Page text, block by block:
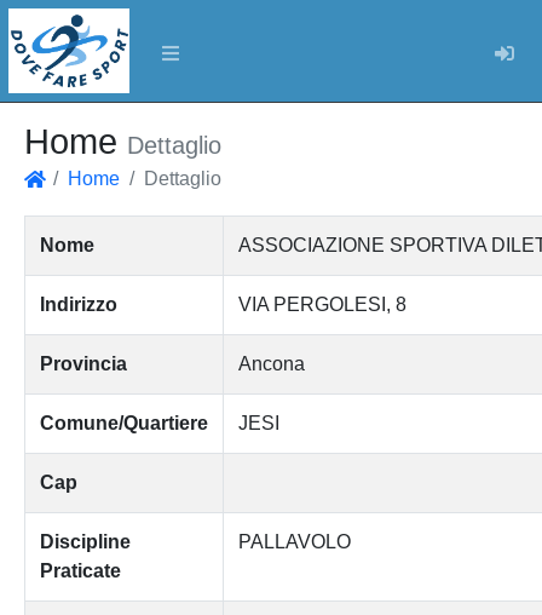
Home Dettaglio
Home Dettaglio
Nome ASSOCIAZIONE SPORTIVA
Indirizzo VIA PERGOLESI, 8
Provincia Ancona
Comune/Quartiere JESI
Cap
Discipline
Praticate
PALLAVOLO